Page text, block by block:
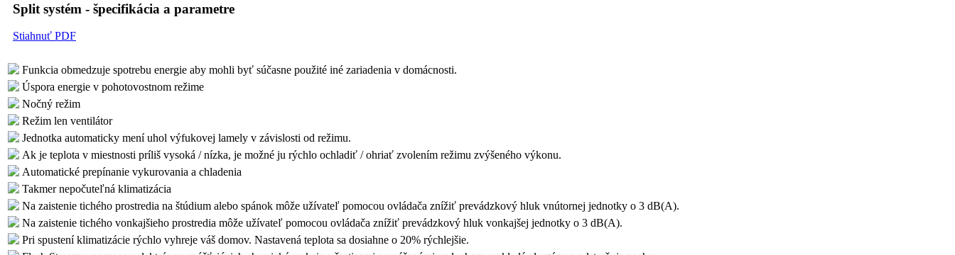
Split systém - špecifikácia a parametre
Stiahnuť PDF
Funkcia obmedzuje spotrebu energie aby mohli byť súčasne použité iné zariadenia v domácnosti.
Úspora energie v pohotovostnom režime
Nočný režim
Režim len ventilátor
Jednotka automaticky mení uhol výfukovej lamely v závislosti od režimu.
Ak je teplota v miestnosti príliš vysoká / nízka, je možné ju rýchlo ochladiť / ohriať zvolením režimu zvýšeného výkonu.
Automatické prepínanie vykurovania a chladenia
Takmer nepočuteľná klimatizácia
Na zaistenie tichého prostredia na štúdium alebo spánok môže užívateľ pomocou ovládača znížiť prevádzkový hluk vnútornej jednotky o 3 dB(A).
Na zaistenie tichého vonkajšieho prostredia môže užívateľ pomocou ovládača znížiť prevádzkový hluk vonkajšej jednotky o 3 dB(A).
Pri spustení klimatizácie rýchlo vyhreje váš domov. Nastavená teplota sa dosiahne o 20% rýchlejšie.